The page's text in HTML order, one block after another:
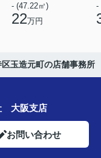
- (47.22㎡)
22万円
-
玉造元町の店舗事務所
大阪支店
お問い合わせ